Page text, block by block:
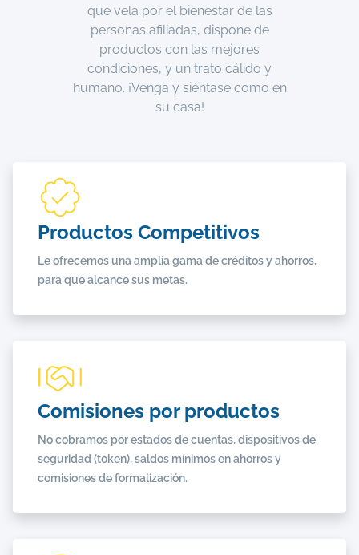
que vela por el bienestar de las
personas afiliadas, dispone de
productos con las mejores
condiciones, y un trato cálido y
humano. ¡Venga y siéntase como en
su casa!
Productos Competitivos
Le ofrecemos una amplia gama de créditos y ahorros,
para que alcance sus metas.
Comisiones por productos
No cobramos por estados de cuentas, dispositivos de
seguridad (token), saldos mínimos en ahorros y
comisiones de formalización.